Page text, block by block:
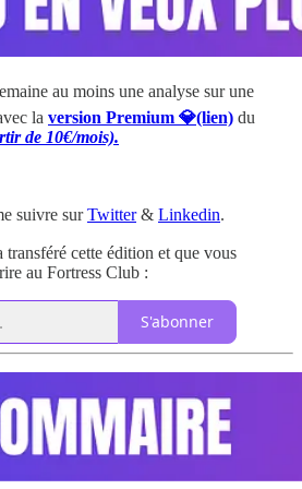
au moins une analyse sur une
la version Premium 💎(lien) du
de 10€/mois).
suivre surTwitter& Linkedin.
transféré cette édition et que vous
au Fortress Club :
S'abonner